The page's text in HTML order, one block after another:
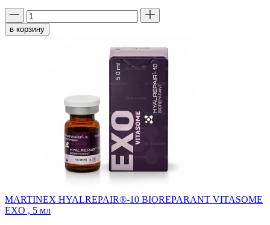
в корзину
MARTINEX HYALREPAIR®-10 BIOREPARANT VITASOME
EXO , 5 мл